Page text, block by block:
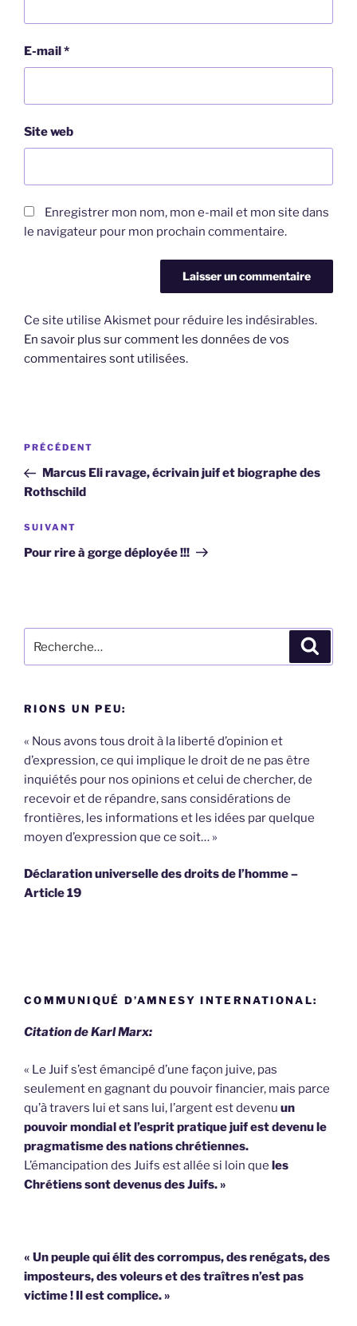
E-mail*
Site web
Enregistrer mon nom, mon e-mail et mon site dans
le navigateur pour mon prochain commentaire.
Ce site utilise Akismet pour réduire les indésirables.
En savoir plus sur comment les données de vos
commentaires sont utilisées.
Navigation
l’article
Article
précédent
PRÉCÉDENT
Marcus Eli ravage, écrivain juif et biographe des
Rothschild
Article
suivant
SUIVANT
Pour rire à gorge déployée !!!
pour
RIONS UN PEU:
« Nous avons tous droit à la liberté d’opinion et
d’expression, ce qui implique le droit de ne pas être
inquiétés pour nos opinions et celui de chercher, de
recevoir et de répandre, sans considérations de
frontières, les informations et les idées par quelque
moyen d’expression que ce soit… »
Déclaration universelle des droits de l’homme –
Article 19
COMMUNIQUÉ D’AMNESY INTERNATIONAL:
Citation de Karl Marx:
« Le Juif s’est émancipé d’une façon juive, pas
seulement en gagnant du pouvoir financier, mais parce
qu’à travers lui et sans lui, l’argent est devenu un
pouvoir mondial et l’esprit pratique juif est devenu le
pragmatisme des nations chrétiennes.
L’émancipation des Juifs est allée si loin que les
Chrétiens sont devenus des Juifs. »
« Un peuple qui élit des corrompus, des renégats, des
imposteurs, des voleurs et des traîtres n’est pas
victime ! Il est complice. »